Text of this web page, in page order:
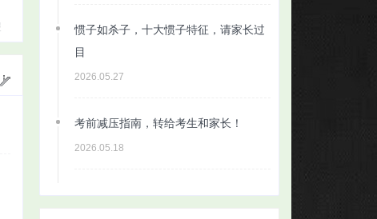
惯子如杀子，十大惯子特征，请家长过
目
2026.05.27
考前减压指南，转给考生和家长！
2026.05.18